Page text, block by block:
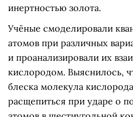
инертностью золота.
Учёные смоделировали
атомов при различных
и проанализировали их
кислородом. Выяснилось,
блеска молекула
расщепиться при ударе о